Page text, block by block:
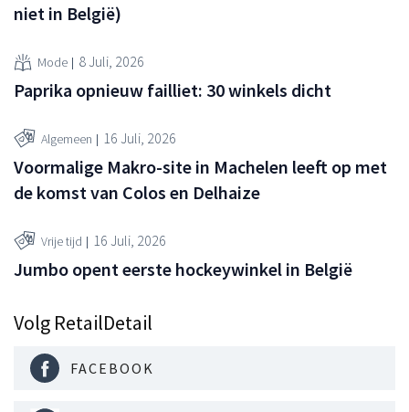
niet in België)
Mode 8 Juli, 2026
Paprika opnieuw failliet: 30 winkels dicht
Algemeen 16 Juli, 2026
Voormalige Makro-site in Machelen leeft op met
de komst van Colos en Delhaize
Vrije tijd 16 Juli, 2026
Jumbo opent eerste hockeywinkel in België
Volg RetailDetail
FACEBOOK